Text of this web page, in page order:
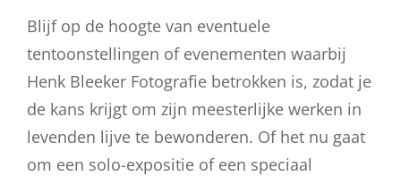
Blijf op de hoogte van eventuele
tentoonstellingen of evenementen waarbij
Henk Bleeker Fotografie betrokken is, zodat je
de kans krijgt om zijn meesterlijke werken in
levenden lijve te bewonderen. Of het nu gaat
om een solo-expositie of een speciaal